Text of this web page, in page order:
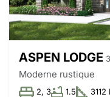
ASPEN LODGE
Moderne rustique
2, 3 1.5 3112